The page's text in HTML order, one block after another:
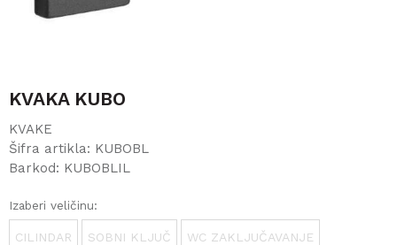
KVAKA KUBO
KVAKE
Šifra artikla: KUBOBL
Barkod: KUBOBLIL
Izaberi veličinu:
CILINDAR SOBNI KLJUČ WC ZAKLJUČAVANJE